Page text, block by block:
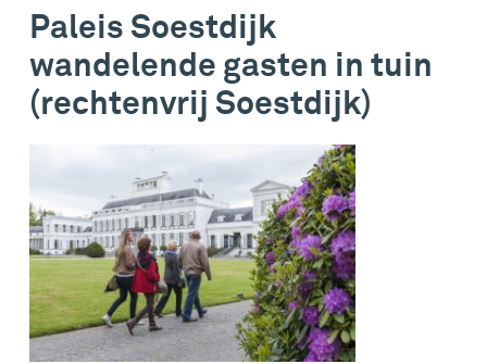
Paleis Soestdijk
wandelende gasten in tuin
(rechtenvrij Soestdijk)